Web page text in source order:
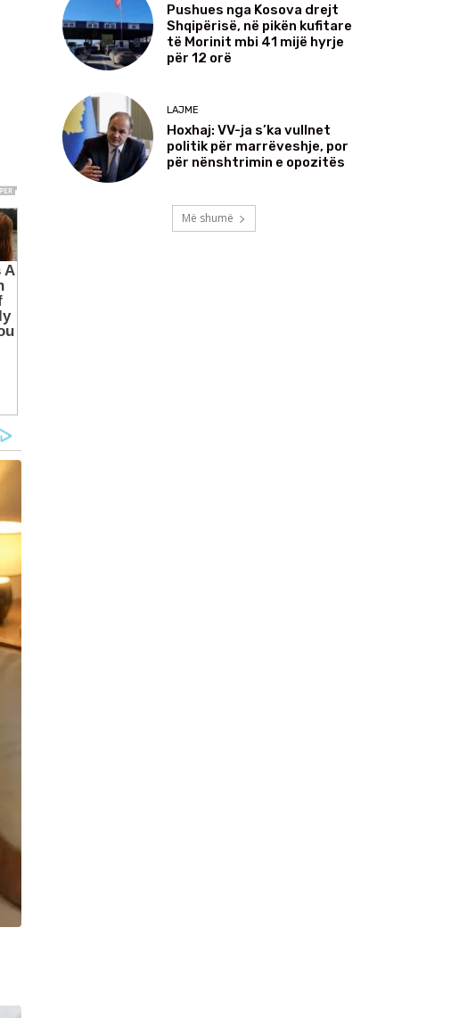
Pushues nga Kosova drejt
Shqipërisë, në pikën kufitare
të Morinit mbi 41 mijë hyrje
për 12 orë
LAJME
Hoxhaj: VV-ja s’ka vullnet
politik për marrëveshje, por
për nënshtrimin e opozitës
Më shumë